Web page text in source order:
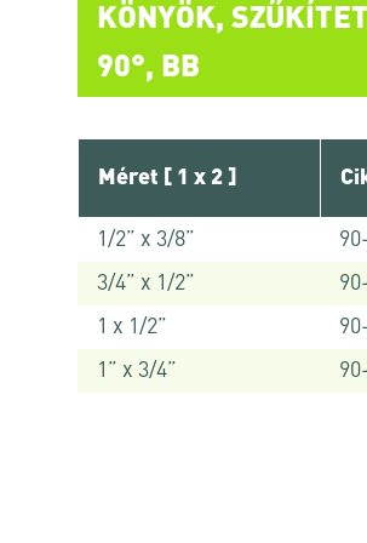
KÖNYÖK,
90°, BB
Méret [ 1 x 2 ]
1/2” x 3/8”
3/4” x 1/2”
1 x 1/2”
1” x 3/4”